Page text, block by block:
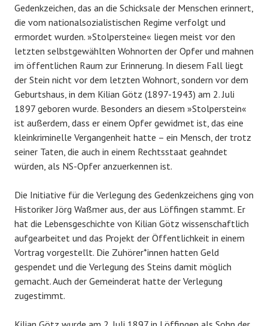
Gedenkzeichen, das an die Schicksale der Menschen erinnert,
die vom nationalsozialistischen Regime verfolgt und
ermordet wurden. »Stolpersteine« liegen meist vor den
letzten selbstgewählten Wohnorten der Opfer und mahnen
im öffentlichen Raum zur Erinnerung. In diesem Fall liegt
der Stein nicht vor dem letzten Wohnort, sondern vor dem
Geburtshaus, in dem Kilian Götz (1897-1943) am 2. Juli
1897 geboren wurde. Besonders an diesem »Stolperstein«
ist außerdem, dass er einem Opfer gewidmet ist, das eine
kleinkriminelle Vergangenheit hatte – ein Mensch, der trotz
seiner Taten, die auch in einem Rechtsstaat geahndet
würden, als NS-Opfer anzuerkennen ist.
Die Initiative für die Verlegung des Gedenkzeichens ging von
Historiker Jörg Waßmer aus, der aus Löffingen stammt. Er
hat die Lebensgeschichte von Kilian Götz wissenschaftlich
aufgearbeitet und das Projekt der Öffentlichkeit in einem
Vortrag vorgestellt. Die Zuhörer*innen hatten Geld
gespendet und die Verlegung des Steins damit möglich
gemacht. Auch der Gemeinderat hatte der Verlegung
zugestimmt.